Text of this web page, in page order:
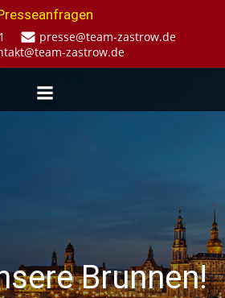
Zum
springen
presse@team-zastrow.de
zastrow.de
Brunnen!